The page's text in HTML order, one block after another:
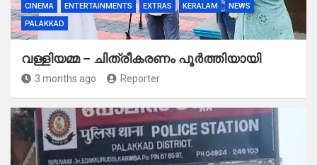
CINEMA ENTERTAINMENTS EXTRAS KERALAM
NEWS
PALAKKAD
വള്ളിയമ്മ – ചിത്രീകരണം പൂർത്തിയായി
3 months ago Reporter